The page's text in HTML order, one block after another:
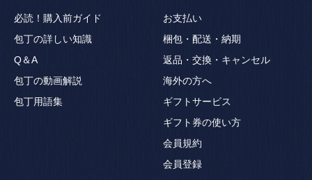
必読！購入前ガイド
包丁の詳しい知識
Q＆A
包丁の動画解説
包丁用語集
お支払い
梱包・配送・納期
返品・交換・キャンセル
海外の方へ
ギフトサービス
ギフト券の使い方
会員規約
会員登録